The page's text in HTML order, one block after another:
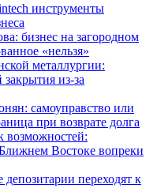
инструменты
бизнес на загородном
«нельзя»
металлургии:
из-за
самоуправство или
при возврате долга
Востоке вопреки
переходят к